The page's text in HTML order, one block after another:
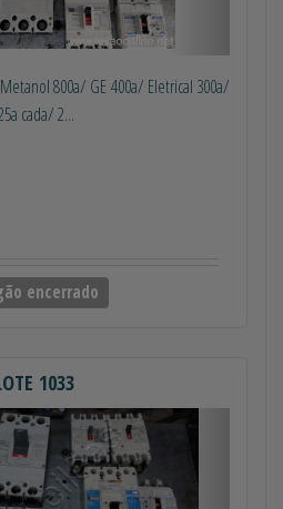
800a/ GE 400a/ Eletrical 300a/
cada/ 2...
encerrado
1033